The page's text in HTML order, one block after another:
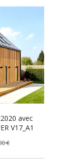
avec
V17_A1
€